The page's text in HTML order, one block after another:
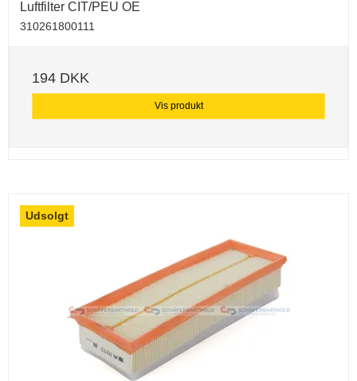
Luftfilter CIT/PEU OE
310261800111
194 DKK
Vis produkt
Udsolgt